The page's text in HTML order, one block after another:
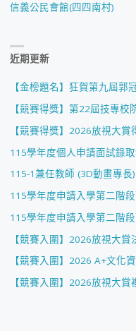
信義公民會館(四四南村)
近期更新
【金榜題名】狂賀第九屆郭
【競賽得獎】第22屆技專
【競賽得獎】2026放視大賞
115學年度個人申請面試錄
115-1兼任教師 (3D動畫專長
115學年度申請入學第二階
115學年度申請入學第二階
【競賽入圍】2026放視大賞
【競賽入圍】2026 A+文化
【競賽入圍】2026放視大賞